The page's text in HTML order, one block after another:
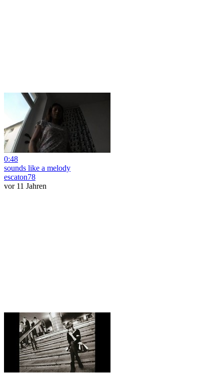
0:48
sounds like a melody
escaton78
vor 11 Jahren